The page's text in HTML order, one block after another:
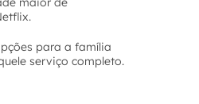
para a família
serviço completo.